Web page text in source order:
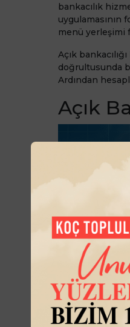
bankacılık
menü yerleşimi
Açık
doğrultusunda
Ardından
Açık